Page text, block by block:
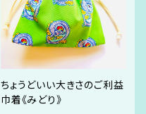
ちょうどいい大きさのご利益
巾着《みどり》